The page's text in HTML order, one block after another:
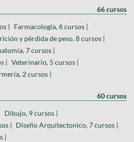
66 cursos
| Farmacología, 6 cursos |
y pérdida de peso, 8 cursos |
7 cursos |
| Veterinario, 5 cursos |
2 cursos |
60 cursos
Dibujo, 9 cursos |
| Diseño Arquitectonico, 7 cursos |
|